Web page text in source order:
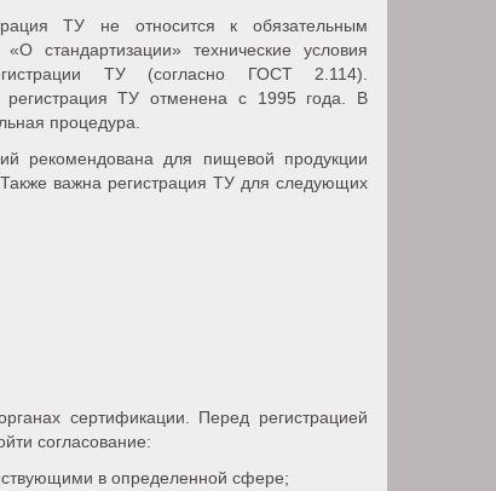
ТУ не относится к обязательным
стандартизации» технические условия
ТУ (согласно ГОСТ 2.114).
регистрация ТУ отменена с 1995 года. В
процедура.
рекомендована для пищевой продукции
важна регистрация ТУ для следующих
сертификации. Перед регистрацией
согласование:
в определенной сфере;